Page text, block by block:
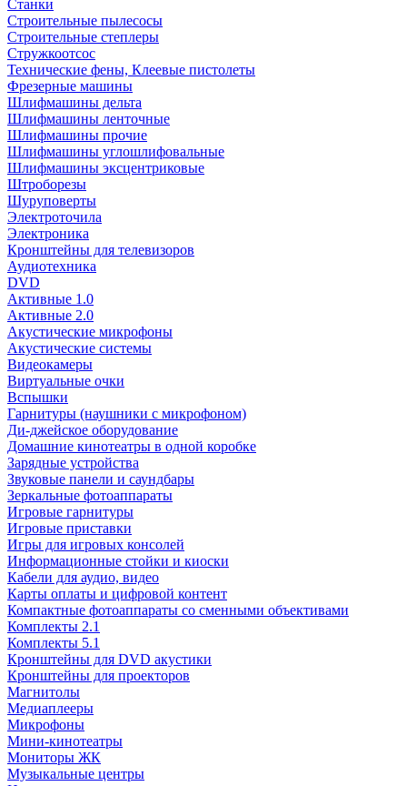
Станки
Строительные пылесосы
Строительные степлеры
Стружкоотсос
Технические фены, Клеевые пистолеты
Фрезерные машины
Шлифмашины дельта
Шлифмашины ленточные
Шлифмашины прочие
Шлифмашины углошлифовальные
Шлифмашины эксцентриковые
Штроборезы
Шуруповерты
Электроточила
Электроника
Кронштейны для телевизоров
Аудиотехника
DVD
Активные 1.0
Активные 2.0
Акустические микрофоны
Акустические системы
Видеокамеры
Виртуальные очки
Вспышки
Гарнитуры (наушники с микрофоном)
Ди-джейское оборудование
Домашние кинотеатры в одной коробке
Зарядные устройства
Звуковые панели и саундбары
Зеркальные фотоаппараты
Игровые гарнитуры
Игровые приставки
Игры для игровых консолей
Информационные стойки и киоски
Кабели для аудио, видео
Карты оплаты и цифровой контент
Компактные фотоаппараты со сменными объективами
Комплекты 2.1
Комплекты 5.1
Кронштейны для DVD акустики
Кронштейны для проекторов
Магнитолы
Медиаплееры
Микрофоны
Мини-кинотеатры
Мониторы ЖК
Музыкальные центры